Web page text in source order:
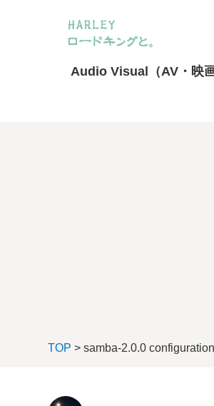
Audio Visual（AV・映
TOP > samba-2.0.0 configuration